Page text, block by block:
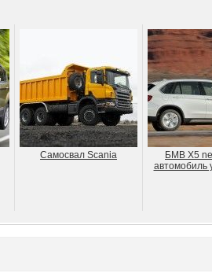
Самосвал Scania
БМВ Х5
автомобиль